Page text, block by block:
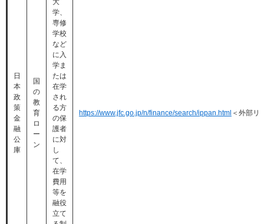
日
本
政
策
金
融
公
庫
国
の
教
育
ロ
ー
ン
大
学、
専修
学校
など
に入
学ま
たは
在学
され
る方
の保
護者
に対
し
て、
在学
費用
等を
融役
立て
https://www.jfc.go.jp/n/finance/search/ippan.html ＜外部リ